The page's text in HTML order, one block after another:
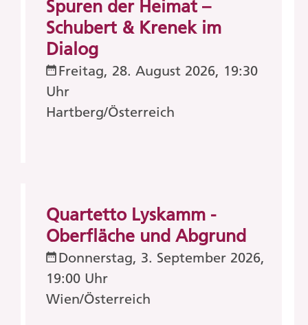
Spuren der Heimat –
Schubert & Krenek im
Dialog
Freitag, 28. August 2026, 19:30
Uhr
Hartberg/Österreich
Quartetto Lyskamm -
Oberfläche und Abgrund
Donnerstag, 3. September 2026,
19:00 Uhr
Wien/Österreich